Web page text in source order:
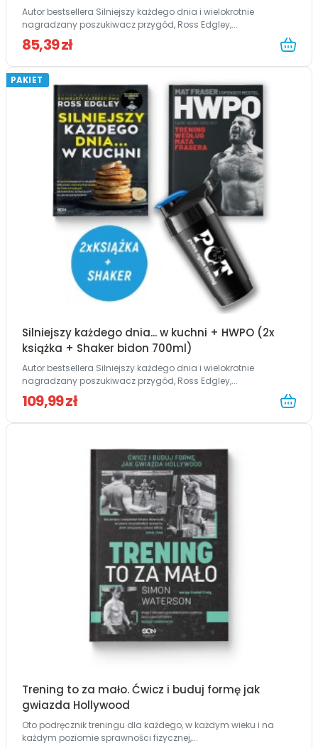
Autor bestsellera Silniejszy każdego dnia i wielokrotnie
nagradzany poszukiwacz przygód, Ross Edgley,...
85,39 zł
PAKIET
Silniejszy każdego dnia... w kuchni + HWPO (2x
książka + Shaker bidon 700ml)
Autor bestsellera Silniejszy każdego dnia i wielokrotnie
nagradzany poszukiwacz przygód, Ross Edgley,...
109,99 zł
Trening to za mało. Ćwicz i buduj formę jak
gwiazda Hollywood
Oto podręcznik treningu dla każdego, w każdym wieku i na
każdym poziomie sprawności fizycznej,...